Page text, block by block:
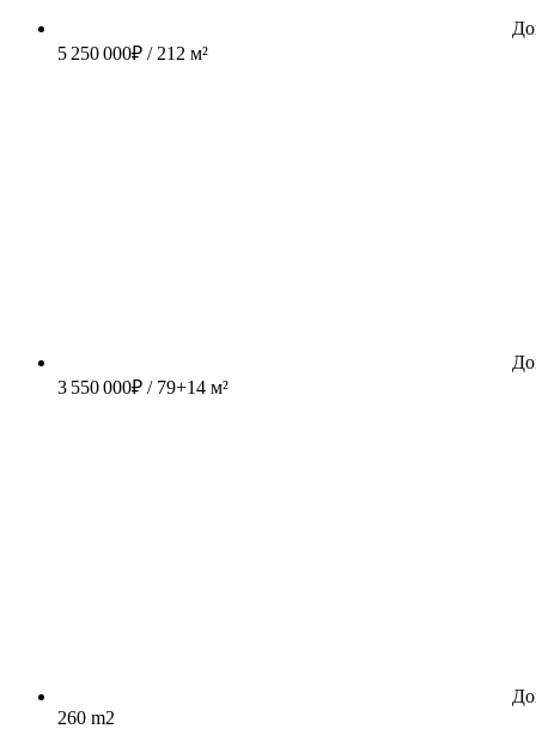
5 250 000₽ / 212 м²
3 550 000₽ / 79+14 м²
260 m2